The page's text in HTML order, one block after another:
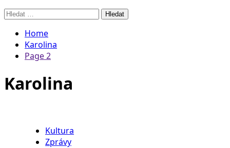
Vyhledávání
Home
Karolina
Page 2
Karolina
Kultura
Zprávy